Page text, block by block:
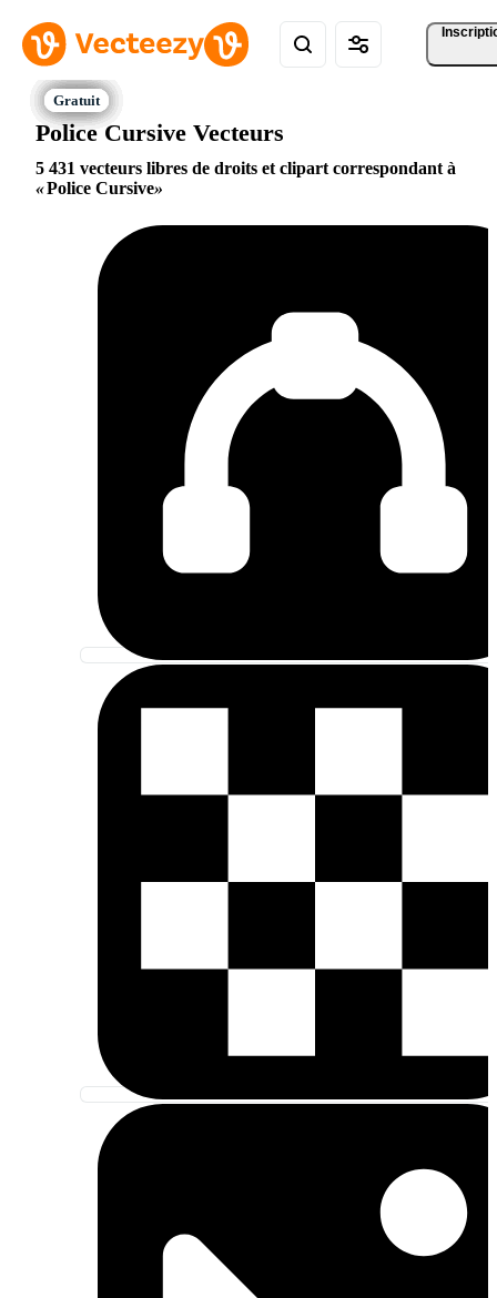
Police Cursive Vecteurs
5 431 vecteurs libres de droits et clipart correspondant à
Police Cursive